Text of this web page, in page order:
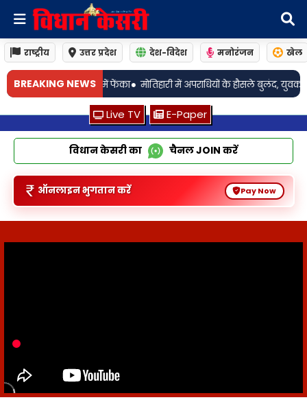
राष्ट्रीय उत्तर प्रदेश देश-विदेश मनोरंजन खेल
BREAKING NEWS
में फेंका• मोतिहारी में अपराधियों के हौसले बुलंद, युवक को खदेड़कर मारी गोली•
Live TV E-Paper
विधान केसरी का चैनलJOIN करें
ऑनलाइन भुगतान करें Pay Now